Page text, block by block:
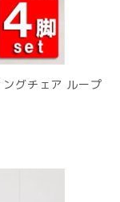
グチェア ループ